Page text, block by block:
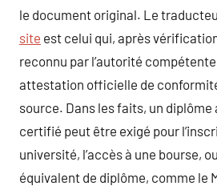
le document original. Le
site est celui qui, après
reconnu par l’autorité
attestation officielle de
source. Dans les faits, un
certifié peut être exigé pour
université, l’accès à une bourse,
équivalent de diplôme, comme le